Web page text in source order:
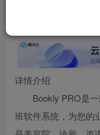
详情介绍
Bookly PRO是
班软件系统，为您的